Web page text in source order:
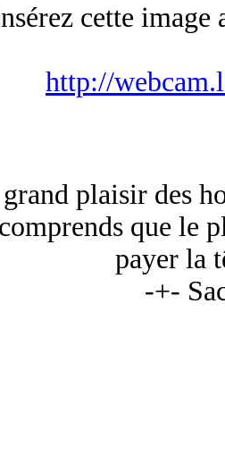
cette
http://
plaisir des
que le
payer la
-+-